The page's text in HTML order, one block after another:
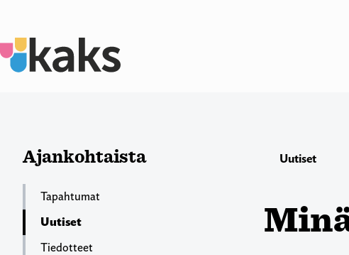
Uutiset
Ajankohtaista
Tapahtumat
Uutiset
Tiedotteet